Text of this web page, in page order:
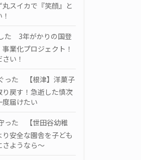
スイカで『笑顔』と
た 3年がかりの国登
業化プロジェクト！
い！
った 【根津】洋菓子
戻す！急逝した慎次
届けたい
った 【世田谷幼稚
安全な園舎を子ども
ようなら〜